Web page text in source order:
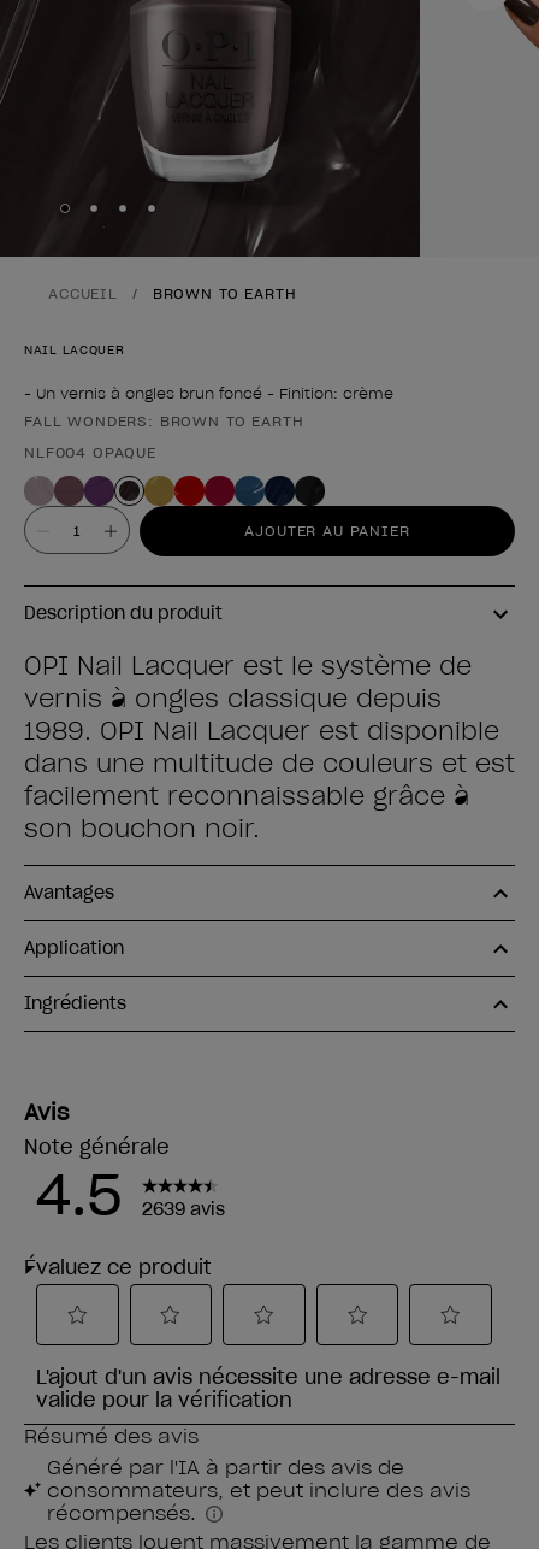
Skip to slide
Skip to slide
Skip to slide
Skip to slide
ACCUEIL BROWN TO EARTH
NAIL LACQUER
- Un vernis à ongles brun foncé - Finition: crème
Forme du produit
FALL WONDERS: BROWN TO EARTH
NLF004 OPAQUE
Valeur AJOUTER AU PANIER
Description du produit
OPI Nail Lacquer est le système de
vernis à ongles classique depuis
1989. OPI Nail Lacquer est disponible
dans une multitude de couleurs et est
facilement reconnaissable grâce à
son bouchon noir.
Avantages
Application
Ingrédients